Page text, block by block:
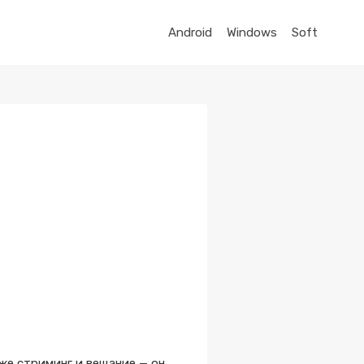
Android Windows Soft